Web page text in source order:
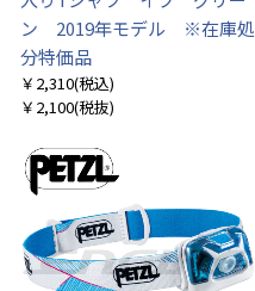
ン 2019年モデル ※在庫処
分特価品
￥2,310(税込)
￥2,100(税抜)